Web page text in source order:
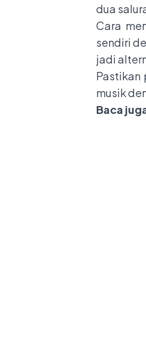
dua
Cara
sendiri
jadi
Pastikan
musik
Baca